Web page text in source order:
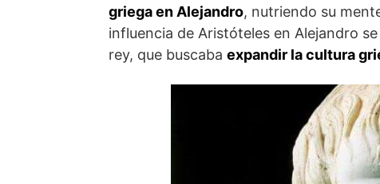
griega en Alejandro, nutriendo su
influencia de Aristóteles en Alejandro
rey, que buscaba expandir la cultura